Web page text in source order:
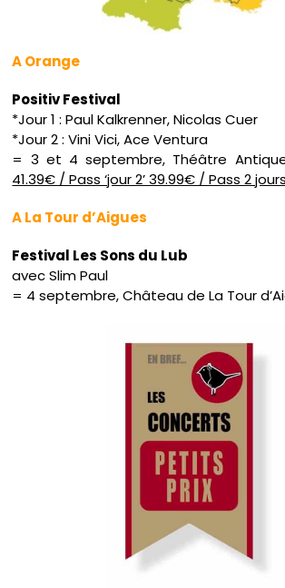
A Orange
Positiv Festival
*Jour 1 : Paul Kalkrenner, Nicolas Cuer
*Jour 2 : Vini Vici, Ace Ventura
= 3 et 4 septembre, Théâtre
41.39€ / Pass ‘jour 2’ 39.99€ / Pass 2
A La Tour d’Aigues
Festival Les Sons du Lub
avec Slim Paul
= 4 septembre, Château de La Tour